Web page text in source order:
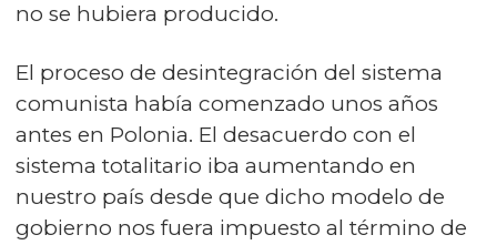
no se hubiera producido.
El proceso de desintegración del sistema
comunista había comenzado unos años
antes en Polonia. El desacuerdo con el
sistema totalitario iba aumentando en
nuestro país desde que dicho modelo de
gobierno nos fuera impuesto al término de